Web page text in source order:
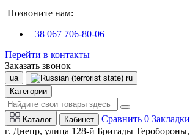
Позвоните нам:
+38 067 706-80-06
Перейти в контакты
Заказать звонок
ua
ru
Категории
Каталог Кабинет Сравнить 0 Закладки
г. Днепр, улица 128-й Бригады